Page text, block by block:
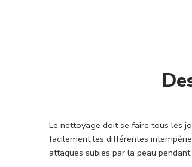
Le nettoyage doit se faire tous les
facilement les différentes
attaques subies par la peau